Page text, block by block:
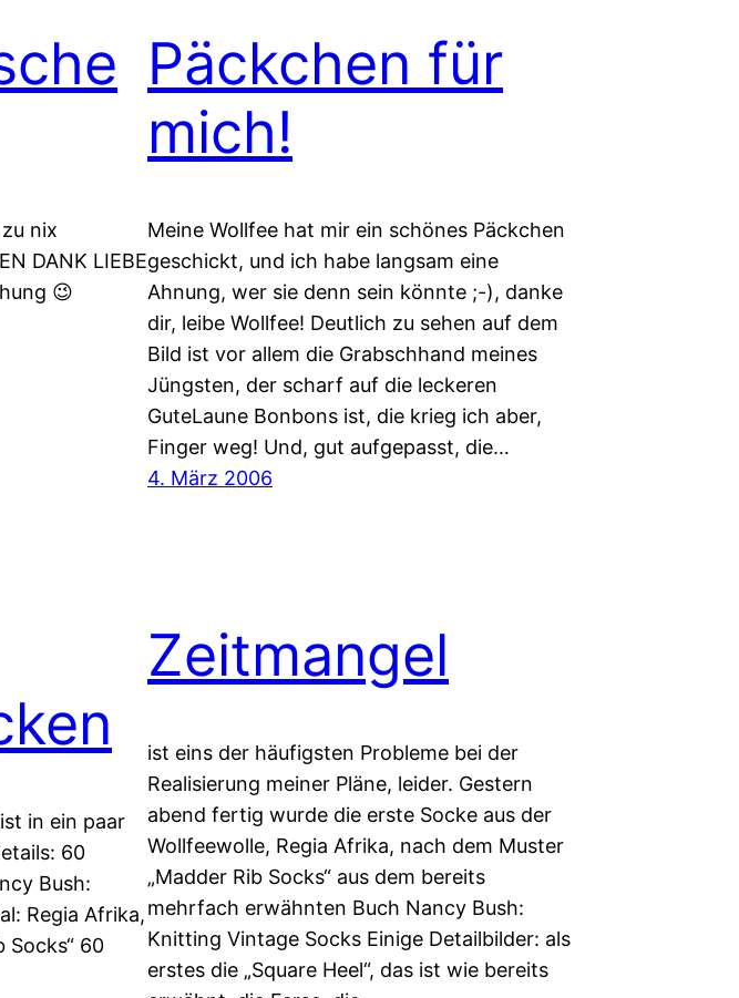
nix
DANK LIEBE
😉
Päckchen für
mich!
Meine Wollfee hat mir ein schönes Päckchen
geschickt, und ich habe langsam eine
Ahnung, wer sie denn sein könnte ;-), danke
dir, leibe Wollfee! Deutlich zu sehen auf dem
Bild ist vor allem die Grabschhand meines
Jüngsten, der scharf auf die leckeren
GuteLaune Bonbons ist, die krieg ich aber,
Finger weg! Und, gut aufgepasst, die…
4. März 2006
in ein paar
60
Bush:
Regia Afrika,
Socks“ 60
Zeitmangel
ist eins der häufigsten Probleme bei der
Realisierung meiner Pläne, leider. Gestern
abend fertig wurde die erste Socke aus der
Wollfeewolle, Regia Afrika, nach dem Muster
„Madder Rib Socks“ aus dem bereits
mehrfach erwähnten Buch Nancy Bush:
Knitting Vintage Socks Einige Detailbilder: als
erstes die „Square Heel“, das ist wie bereits